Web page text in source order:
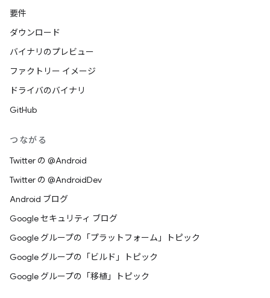
要件
ダウンロード
バイナリのプレビュー
ファクトリー イメージ
ドライバのバイナリ
GitHub
つながる
Twitter の @Android
Twitter の @AndroidDev
Android ブログ
Google セキュリティ ブログ
Google グループの「プラットフォーム」トピック
Google グループの「ビルド」トピック
Google グループの「移植」トピック